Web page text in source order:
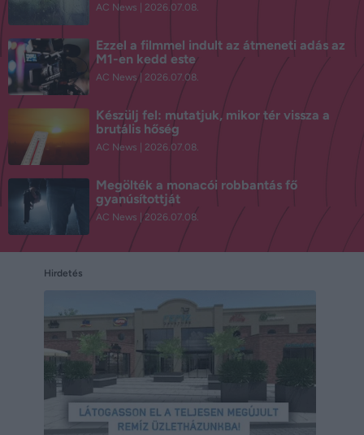
AC News 2026.07.08.
Ezzel a filmmel indult az átmeneti adás az
M1-en kedd este
AC News 2026.07.08.
Készülj fel: mutatjuk, mikor tér vissza a
brutális hőség
AC News 2026.07.08.
Megölték a monacói robbantás fő
gyanúsítottját
AC News 2026.07.08.
Hirdetés